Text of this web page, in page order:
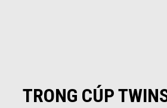
TRONG CÚP